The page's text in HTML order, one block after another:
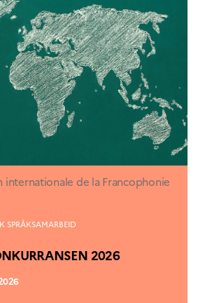
internationale de la Francophonie
SPRÅKSAMARBEID
2026